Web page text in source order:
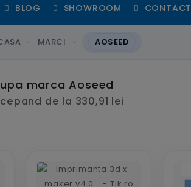
BLOG SHOWROOM CONTACT
MARCI AOSEED
marca Aoseed
de la 330,91 lei